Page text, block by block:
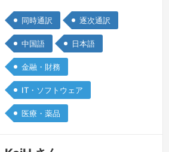
を見る »同時通訳 逐次通訳
中国語 日本語
金融・財務
IT・ソフトウェア
医療・薬品